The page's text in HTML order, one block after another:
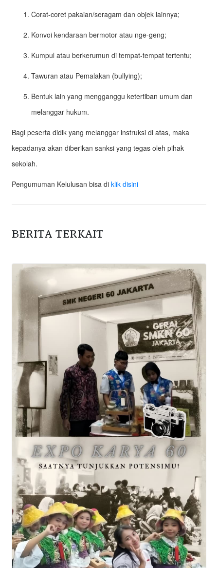
Corat-coret pakaian/seragam dan objek lainnya;
Konvoi kendaraan bermotor atau nge-geng;
Kumpul atau berkerumun di tempat-tempat tertentu;
Tawuran atau Pemalakan (bullying);
Bentuk lain yang mengganggu ketertiban umum dan
melanggar hukum.
Bagi peserta didik yang melanggar instruksi di atas, maka
kepadanya akan diberikan sanksi yang tegas oleh pihak
sekolah.
Pengumuman Kelulusan bisa di klik disini
BERITA TERKAIT